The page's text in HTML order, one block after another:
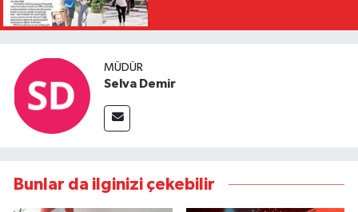
MÜDÜR
Selva Demir
Bunlar da ilginizi çekebilir